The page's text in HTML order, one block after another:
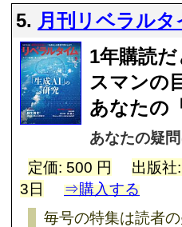
5. 月刊リベラルタ
1年購読
スマンの
あなたの
あなたの疑
定価: 500 円
出版
3日
⇒購入する
毎号の特集は読者